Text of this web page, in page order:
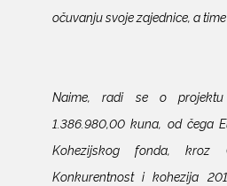
očuvanju svoje zajednice, a
Naime, radi se o projektu
1.386.980,00 kuna, od čega
Kohezijskog fonda, kroz
Konkurentnost i kohezija